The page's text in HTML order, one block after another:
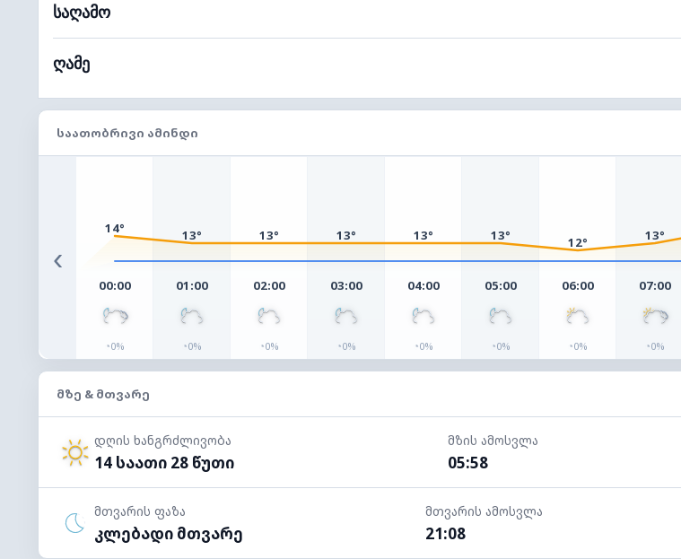
საღამო
ღამე
ᲡᲐᲐᲗᲝᲑᲠᲘᲕᲘ ᲐᲛᲘᲜᲓᲘ
‹
14°
00:00
◔0%
13°
01:00
◔0%
13°
02:00
◔0%
13°
03:00
◔0%
13°
04:00
◔0%
13°
05:00
◔0%
12°
06:00
◔0%
13°
07:00
◔0%
ᲛᲖᲔ & ᲛᲗᲕᲐᲠᲔ
დღის ხანგრძლივობა
14 საათი 28 წუთი
მზის ამოსვლა
05:58
მთვარის ფაზა
კლებადი მთვარე
მთვარის ამოსვლა
21:08